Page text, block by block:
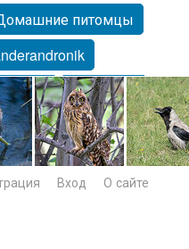
питомцы
Домашние
Самара Лебеди
Вход О сайте